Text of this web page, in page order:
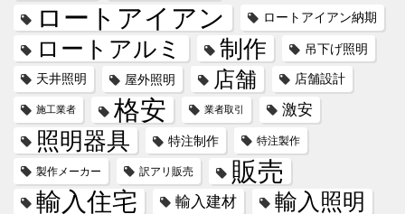
ロートアイアン ロートアイアン納期
ロートアルミ 制作 吊下げ照明
天井照明 屋外照明 店舗 店舗設計
施工業者 格安 業者取引 激安
照明器具 特注制作 特注製作
製作メーカー 訳アリ販売 販売
輸入住宅 輸入建材
輸入照明